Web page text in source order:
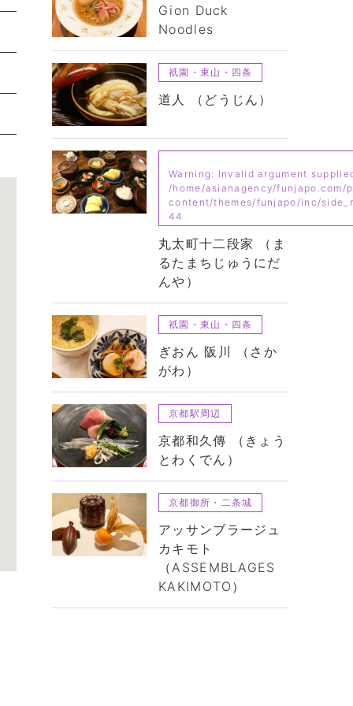
Gion Duck
Noodles
祇園・東山・四条
道人 （どうじん）
Warning: Invalid argument
/home/asianagency/funjapo.com/
content/themes/funjapo/inc/
44
丸太町十二段家 （ま
るたまちじゅうにだ
んや）
祇園・東山・四条
ぎおん 阪川 （さか
がわ）
京都駅周辺
京都和久傳 （きょう
とわくでん）
京都御所・二条城
アッサンブラージュ
カキモト
（ASSEMBLAGES
KAKIMOTO）